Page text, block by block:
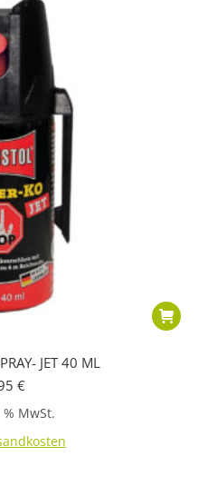
JET 40 ML
€
MwSt.